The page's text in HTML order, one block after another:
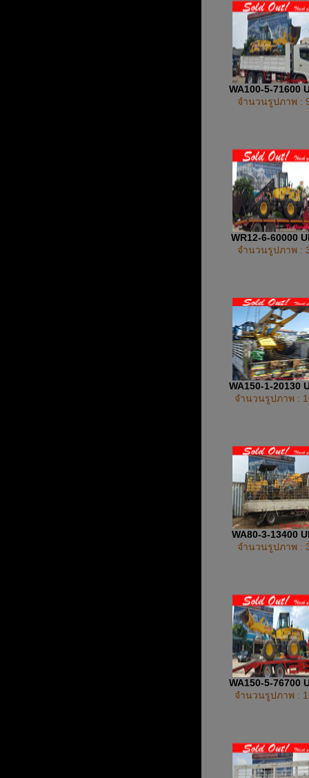
WA100-5-71600
จำนวนรูปภาพ :
WR12-6-60000
จำนวนรูปภาพ :
WA150-1-20130
จำนวนรูปภาพ :
WA80-3-13400
จำนวนรูปภาพ :
WA150-5-76700
จำนวนรูปภาพ :